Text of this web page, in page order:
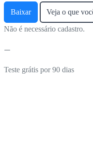
Baixar Veja o que
Não é necessário cadastro.
Teste grátis por 90 dias